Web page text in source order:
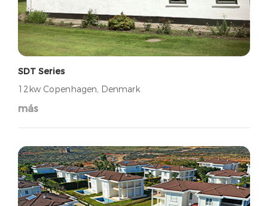
SDT Series
12kw Copenhagen, Denmark
más